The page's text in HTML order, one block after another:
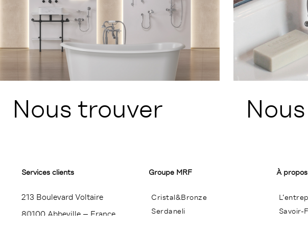
Nous trouver
Services clients
213 Boulevard Voltaire
80100 Abbeville – France
Groupe MRF
Cristal&Bronze
Serdaneli
À propos
Savoir-